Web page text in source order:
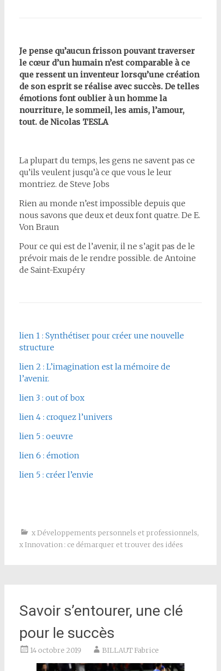
Je pense qu’aucun frisson pouvant traverser
le cœur d’un humain n’est comparable à ce
que ressent un inventeur lorsqu’une création
de son esprit se réalise avec succès. De telles
émotions font oublier à un homme la
nourriture, le sommeil, les amis, l’amour,
tout. de Nicolas TESLA
La plupart du temps, les gens ne savent pas ce
qu’ils veulent jusqu’à ce que vous le leur
montriez. de Steve Jobs
Rien au monde n’est impossible depuis que
nous savons que deux et deux font quatre. De E.
Von Braun
Pour ce qui est de l’avenir, il ne s’agit pas de le
prévoir mais de le rendre possible. de Antoine
de Saint-Exupéry
lien 1 : Synthétiser pour créer une nouvelle
structure
lien 2 : L’imagination est la mémoire de
l’avenir.
lien 3 : out of box
lien 4 : croquez l’univers
lien 5 : oeuvre
lien 6 : émotion
lien 5 : créer l’envie
x Développements personnels et professionnels,
x Innovation : ce démarquer et trouver des idées
Savoir s’entourer, une clé
pour le succès
14 octobre 2019 BILLAUT Fabrice